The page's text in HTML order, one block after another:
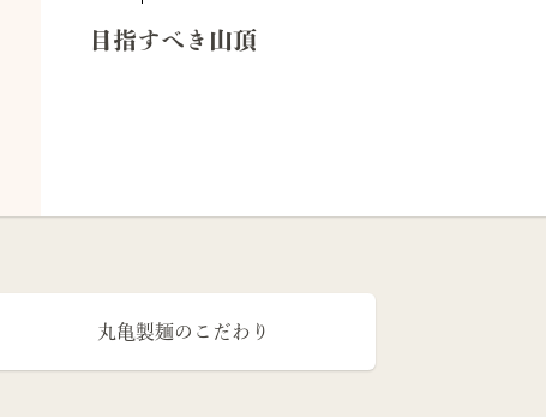
目指すべき山頂
丸亀製麺のこだわり